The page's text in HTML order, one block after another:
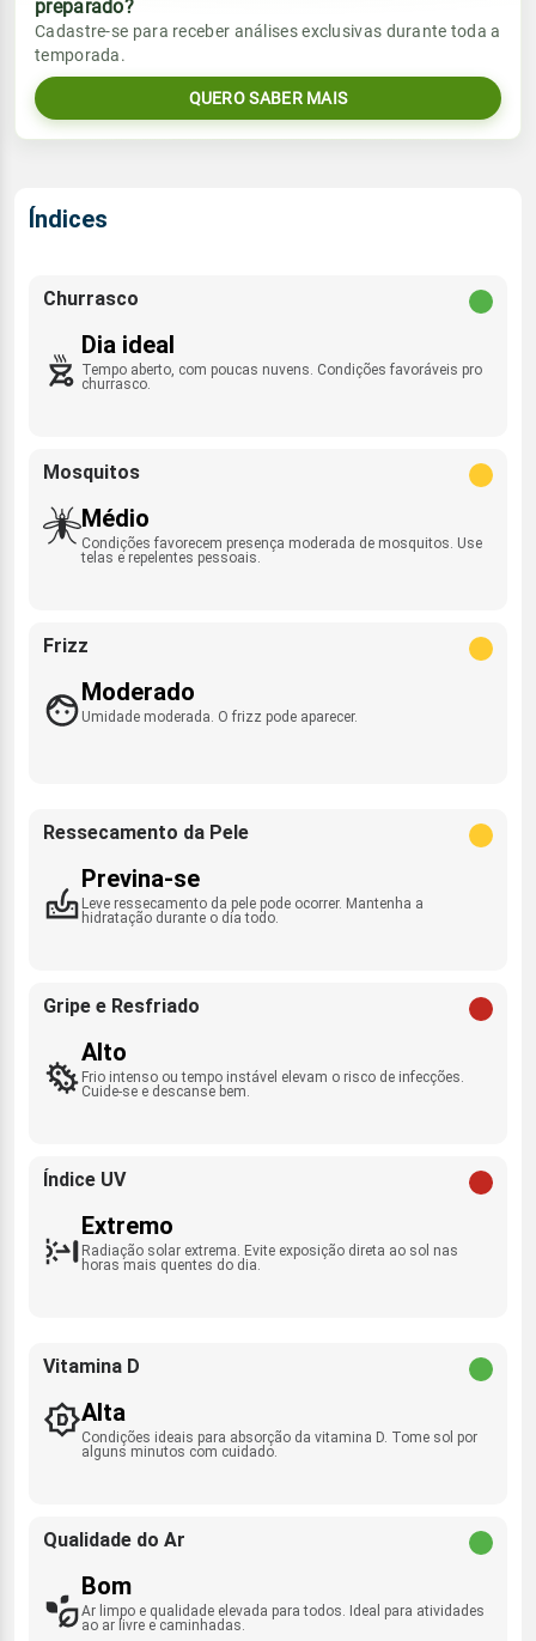
Umidade do ar
25%69%
Rajada de vento
Sol
06:27h às 17:48h
Lua
Chuva
0.0mm
Umidade do ar
Vento
ESE/SE - 3km/h
Rajada de vento
Sol
preparado?
Cadastre-se para receber análises exclusivas durante toda a
temporada.
QUERO SABER MAIS
Índices
Churrasco
Dia ideal
Tempo aberto, com poucas nuvens. Condições favoráveis pro
churrasco.
Mosquitos
Médio
Condições favorecem presença moderada de mosquitos. Use
telas e repelentes pessoais.
Frizz
Moderado
Umidade moderada. O frizz pode aparecer.
Ressecamento da Pele
Previna-se
Leve ressecamento da pele pode ocorrer. Mantenha a
hidratação durante o dia todo.
Gripe e Resfriado
Alto
Frio intenso ou tempo instável elevam o risco de infecções.
Cuide-se e descanse bem.
Índice UV
Extremo
Radiação solar extrema. Evite exposição direta ao sol nas
horas mais quentes do dia.
Vitamina D
Alta
Condições ideais para absorção da vitamina D. Tome sol por
alguns minutos com cuidado.
Qualidade do Ar
Bom
Ar limpo e qualidade elevada para todos. Ideal para atividades
ao ar livre e caminhadas.